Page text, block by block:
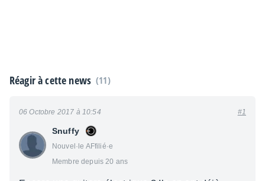
Réagir à cette news (11)
Snuffy
Nouvel·le AFfilié·e
Membre depuis 20 ans
06 Octobre 2017 à 10:54 #1